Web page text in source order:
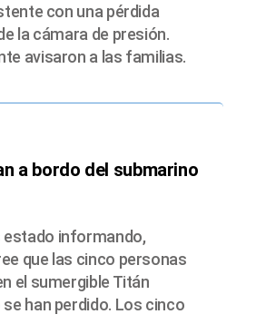
con una pérdida
la cámara de presión.
avisaron a las familias.
a bordo del submarino
informando,
que las cinco personas
el sumergible Titán
han perdido. Los cinco